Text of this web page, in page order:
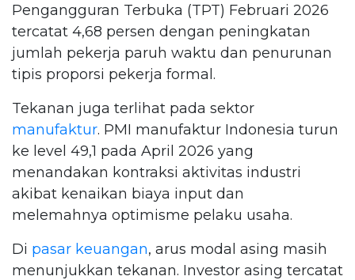
Pengangguran Terbuka (TPT) Februari 2026
tercatat 4,68 persen dengan peningkatan
jumlah pekerja paruh waktu dan penurunan
tipis proporsi pekerja formal.
Tekanan juga terlihat pada sektor
manufaktur. PMI manufaktur Indonesia turun
ke level 49,1 pada April 2026 yang
menandakan kontraksi aktivitas industri
akibat kenaikan biaya input dan
melemahnya optimisme pelaku usaha.
Di pasar keuangan, arus modal asing masih
menunjukkan tekanan. Investor asing tercatat